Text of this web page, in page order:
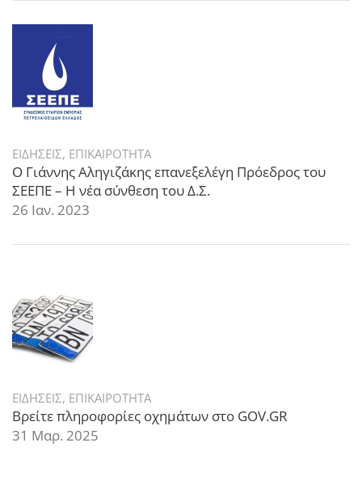
ΕΙΔΗΣΕΙΣ, ΕΠΙΚΑΙΡΟΤΗΤΑ
Ο Γιάννης Αληγιζάκης επανεξελέγη Πρόεδρος του
ΣΕΕΠΕ – Η νέα σύνθεση του Δ.Σ.
26 Ιαν. 2023
ΕΙΔΗΣΕΙΣ, ΕΠΙΚΑΙΡΟΤΗΤΑ
Βρείτε πληροφορίες οχημάτων στο GOV.GR
31 Μαρ. 2025